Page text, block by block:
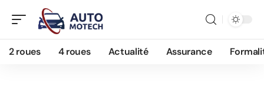
2 roues 4 roues Actualité Assurance